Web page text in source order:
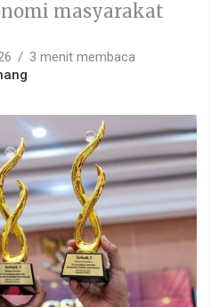
masyarakat
3 menit membaca